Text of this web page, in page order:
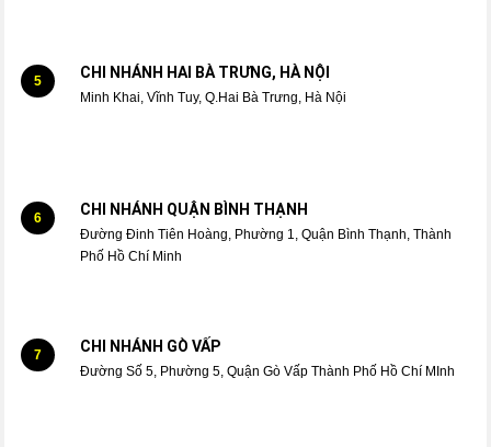
5 CHI NHÁNH HAI BÀ TRƯNG, HÀ NỘI
Minh Khai, Vĩnh Tuy, Q.Hai Bà Trưng, Hà Nội
6 CHI NHÁNH QUẬN BÌNH THẠNH
Đường Đinh Tiên Hoàng, Phường 1, Quận Bình Thạnh, Thành
Phố Hồ Chí Minh
7 CHI NHÁNH GÒ VẤP
Đường Số 5, Phường 5, Quận Gò Vấp Thành Phố Hồ Chí MInh